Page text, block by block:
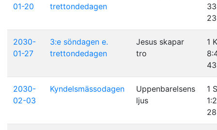
01-20
trettondedagen
23
2030-
01-27
3:e söndagen e.
trettondedagen
Jesus skapar
tro
1
43
2030-
02-03
Kyndelsmässodagen
Uppenbarelsens
ljus
1
28